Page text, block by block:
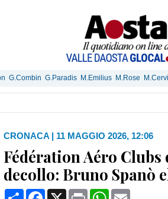
G.Combin G.Paradis M.Emilius M.Rose
CRONACA | 11 MAGGIO 2026, 12:06
Fédération Aéro Clubs
decollo: Bruno Spanò
CondividiFacebook
X Print WhatsApp